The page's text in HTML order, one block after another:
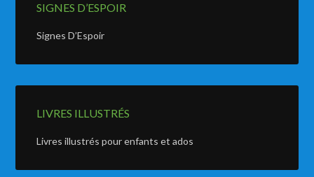
SIGNES D’ESPOIR
Signes D’Espoir
LIVRES ILLUSTRÉS
Livres illustrés pour enfants et ados